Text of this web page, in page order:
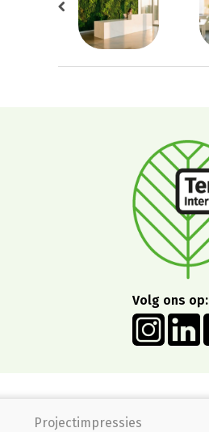
Volg ons op:
Projectimpressies